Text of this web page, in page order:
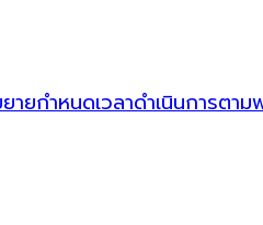
ายกำหนดเวลาดำเนินการต